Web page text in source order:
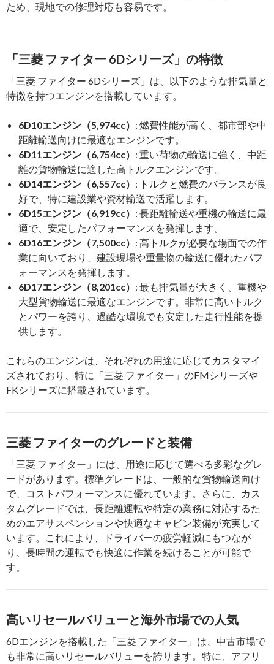
ため、現地での修理対応も容易です。
「三菱 ファイター 6Dシリーズ」の特徴
「三菱 ファイター 6Dシリーズ」は、以下のような排気量と
特徴を持つエンジンを搭載しています。
6D10エンジン（5,974cc） : 燃費性能が高く、都市部や中
距離輸送向けに最適なエンジンです。
6D11エンジン（6,754cc） : 重い荷物の輸送に強く、中距
離の貨物輸送に適した高トルクエンジンです。
6D14エンジン（6,557cc） : トルクと燃費のバランスが良
好で、特に建設業や資材輸送で活躍します。
6D15エンジン（6,919cc） : 長距離輸送や重機の輸送に最
適で、安定したパフォーマンスを発揮します。
6D16エンジン（7,500cc） : 高トルクが必要な場面での作
業に向いており、建設現場や重量物の輸送に優れたパフ
ォーマンスを発揮します。
6D17エンジン（8,201cc） : 最も排気量が大きく、重機や
大型貨物輸送に最適なエンジンです。非常に高いトルク
とパワーを誇り、過酷な環境でも安定した走行性能を提
供します。
これらのエンジンは、それぞれの用途に応じてカスタマイ
ズされており、特に「三菱 ファイター」のFMシリーズや
FKシリーズに搭載されています。
三菱 ファイターのグレードと装備
「三菱 ファイター」には、用途に応じて選べる多彩なグレ
ードがあります。標準グレードは、一般的な貨物輸送向け
で、コストパフォーマンスに優れています。さらに、カス
タムグレードでは、長距離運転や特定の業務に対応するた
めのエアサスペンションや快適なキャビン装備が充実して
います。これにより、ドライバーの疲労軽減にもつなが
り、長時間の運転でも快適に作業を続けることが可能で
す。
高いリセールバリューと海外市場での人気
6Dエンジンを搭載した「三菱 ファイター」は、中古市場で
も非常に高いリセールバリューを誇ります。特に、アフリ